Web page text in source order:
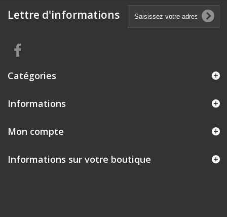
Lettre d'informations
Catégories
Informations
Mon compte
Informations sur votre boutique